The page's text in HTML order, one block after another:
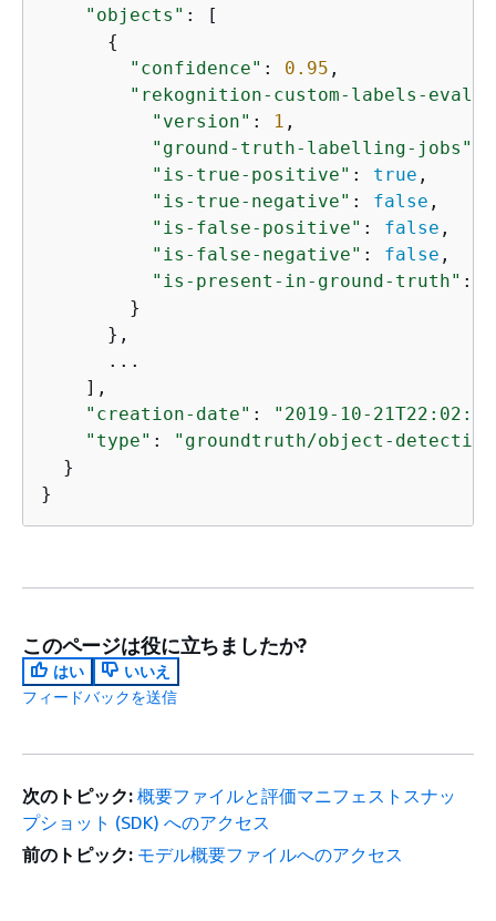
"objects" : [
{
"confidence" : 0.95 ,
"rekognition-custom-labels-
"version" : 1 ,
"ground-truth-labelling-jobs"
"is-true-positive" : true ,
"is-true-negative" : false ,
"is-false-positive" : false ,
"is-false-negative" : false ,
"is-present-in-ground-truth" :
        }
      },
      ...
    ],
"creation-date" :
"2019-10-
"type" :
"groundtruth/object-
  }
}
このページは役に立ちましたか?
はい
いいえ
フィードバックを送信
次のトピック: 概要ファイルと評価マニフェストスナッ
プショット (SDK) へのアクセス
前のトピック: モデル概要ファイルへのアクセス